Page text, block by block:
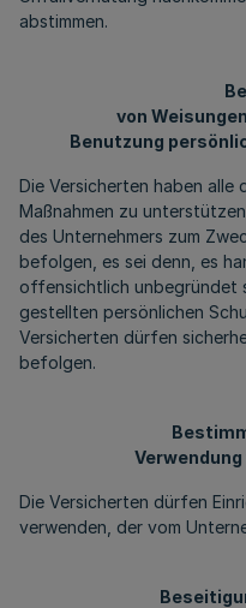
abstimmen.
von
Benutzung
Die Versicherten haben alle
Maßnahmen zu
des Unternehmers zum
befolgen, es sei denn, es
offensichtlich unbegründet
gestellten persönlichen
Versicherten dürfen
befolgen.
Die Versicherten dürfen
verwenden, der vom